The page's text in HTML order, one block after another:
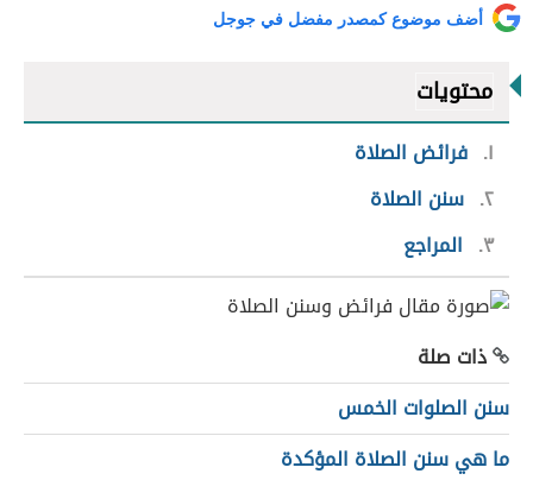
أضف موضوع كمصدر مفضل في جوجل
محتويات
١ فرائض الصلاة
٢ سنن الصلاة
٣
المراجع
ذات صلة
سنن الصلوات الخمس
ما هي سنن الصلاة المؤكدة